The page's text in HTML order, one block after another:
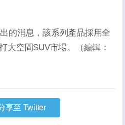
的消息，該系列產品採用全
大空間SUV市場。（編輯：
享至 Twitter